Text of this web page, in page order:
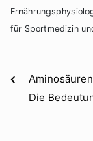
für Sportmedizin
Die